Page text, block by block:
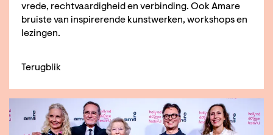
vrede, rechtvaardigheid en verbinding. Ook Amare
bruiste van inspirerende kunstwerken, workshops en
lezingen.
Terugblik